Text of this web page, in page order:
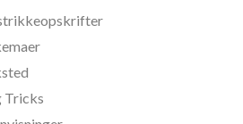
Tricks